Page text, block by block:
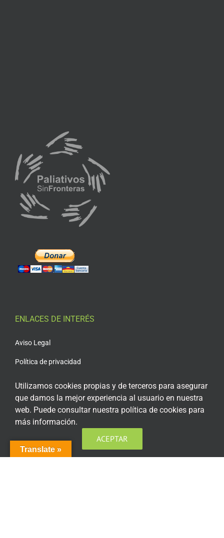
ENLACES DE INTERÉS
Aviso Legal
Política de privacidad
Política de cookies
Condiciones generales de contratación
Acceso plataforma de teleformación
Translate »
Utilizamos cookies propias y de terceros para asegurar
que damos la mejor experiencia al usuario en nuestra
web. Puede consultar nuestra política de cookies para
más información.
ACEPTAR